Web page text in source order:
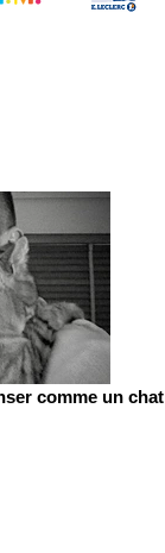
comme un chat